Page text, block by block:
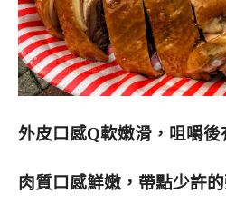
外皮口感Q軟嫩滑，咀嚼後
肉質口感鮮嫩，帶點少許